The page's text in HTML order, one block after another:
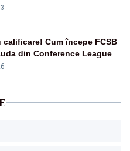
defecțiuni
Cum începe FCSB
din Conference League